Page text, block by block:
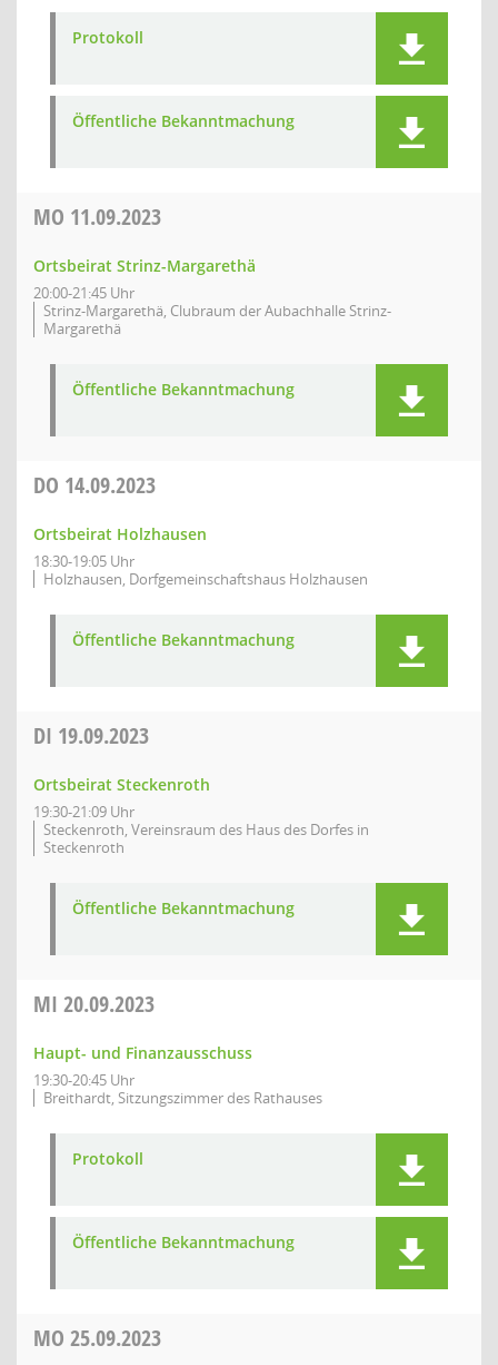
Protokoll
Öffentliche Bekanntmachung
MO 11.09.2023
Ortsbeirat Strinz-Margarethä
20:00-21:45 Uhr
Strinz-Margarethä, Clubraum der Aubachhalle Strinz-
Margarethä
Öffentliche Bekanntmachung
DO 14.09.2023
Ortsbeirat Holzhausen
18:30-19:05 Uhr
Holzhausen, Dorfgemeinschaftshaus Holzhausen
Öffentliche Bekanntmachung
DI 19.09.2023
Ortsbeirat Steckenroth
19:30-21:09 Uhr
Steckenroth, Vereinsraum des Haus des Dorfes in
Steckenroth
Öffentliche Bekanntmachung
MI 20.09.2023
Haupt- und Finanzausschuss
19:30-20:45 Uhr
Breithardt, Sitzungszimmer des Rathauses
Protokoll
Öffentliche Bekanntmachung
MO 25.09.2023